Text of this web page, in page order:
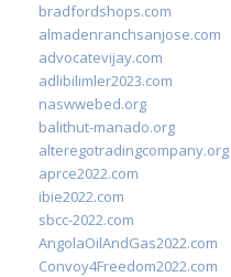
bradfordshops.com
almadenranchsanjose.com
advocatevijay.com
adlibilimler2023.com
naswwebed.org
balithut-manado.org
alteregotradingcompany.org
aprce2022.com
ibie2022.com
sbcc-2022.com
AngolaOilAndGas2022.com
Convoy4Freedom2022.com